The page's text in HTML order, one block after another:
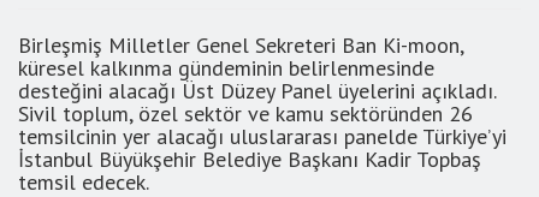
Birleşmiş Milletler Genel Sekreteri Ban Ki-moon,
küresel kalkınma gündeminin belirlenmesinde
desteğini alacağı Üst Düzey Panel üyelerini açıkladı.
Sivil toplum, özel sektör ve kamu sektöründen 26
temsilcinin yer alacağı uluslararası panelde Türkiye’yi
İstanbul Büyükşehir Belediye Başkanı Kadir Topbaş
temsil edecek.